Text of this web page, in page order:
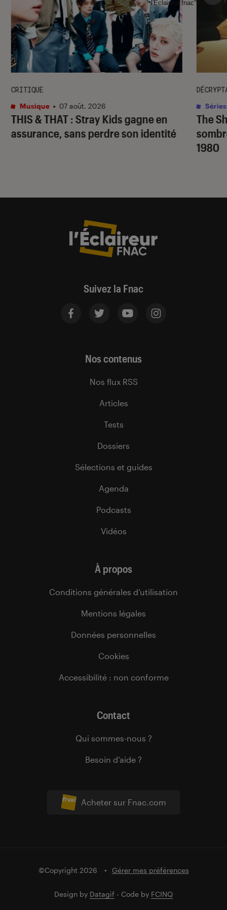
THIS & THAT: Stray Kids gagne en
assurance, sans perdre son identité
CRITIQUE
Musique • 07 août. 2026
The
1980
Séries
l'Éclaireur fnac">
Suivez la Fnac
Acheter sur Fnac.com
Nos contenus
Nos flux RSS
Articles
Tests
Dossiers
Sélections et guides
Agenda
Podcasts
Vidéos
À propos
Conditions générales d’utilisation
Mentions légales
Données personnelles
Cookies
Accessibilité : non conforme
Contact
Qui sommes-nous ?
Besoin d’aide ?
©Copyright 2026 Gérer mes préférences
Design by Datagif - Code by FCINQ